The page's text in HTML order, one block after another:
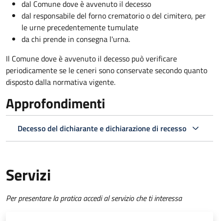
dal Comune dove è avvenuto il decesso
dal responsabile del forno crematorio o del cimitero, per
le urne precedentemente tumulate
da chi prende in consegna l'urna.
Il Comune dove è avvenuto il decesso può verificare
periodicamente se le ceneri sono conservate secondo quanto
disposto dalla normativa vigente.
Approfondimenti
Decesso del dichiarante e dichiarazione di recesso
Servizi
Per presentare la pratica accedi al servizio che ti interessa